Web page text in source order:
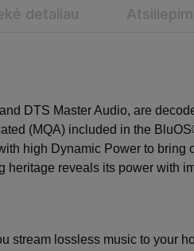
detaliau
DTS Master Audio, are
(MQA) included in the
high Dynamic Power to bring
reveals its power with
lossless music to your